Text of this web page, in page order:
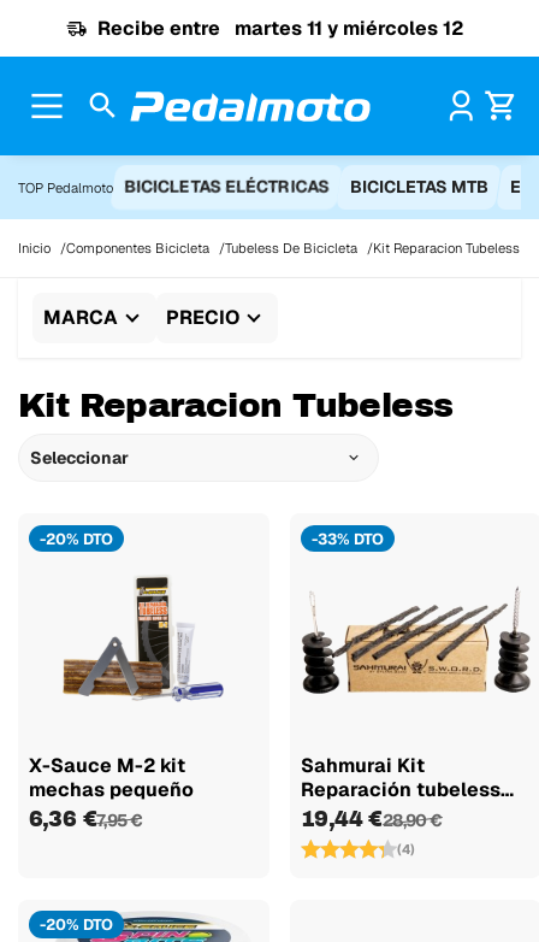
Recibe entre martes 11 y miércoles 12
TOP Pedalmoto BICICLETAS ELÉCTRICAS BICICLETAS MTB
Inicio Componentes Bicicleta Tubeless De Bicicleta Kit Reparacion Tubeless
MARCA PRECIO
Kit Reparacion Tubeless
Seleccionar
-20% DTO
X-Sauce M-2 kit
mechas pequeño
6,36 €7,95 €
-33% DTO
Sahmurai Kit
Reparación tubeless
Sword
19,44 €28,90 €
(4)
-20% DTO